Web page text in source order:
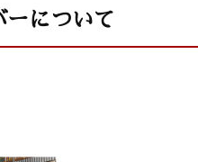
について